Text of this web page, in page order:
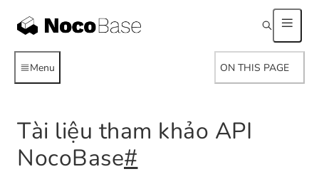
Menu ON THIS PAGE
Tài liệu tham khảo API
NocoBase#